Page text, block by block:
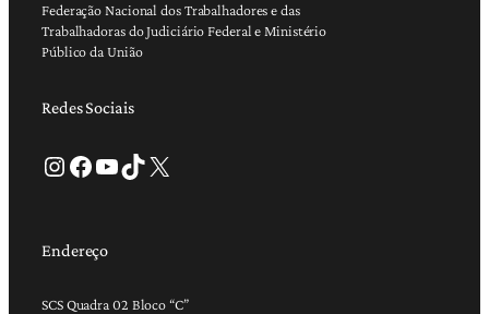
Federação Nacional dos Trabalhadores e das
Trabalhadoras do Judiciário Federal e Ministério
Público da União
Redes Sociais
Instagram Facebook Youtube TikTok X
Endereço
SCS Quadra 02 Bloco “C”